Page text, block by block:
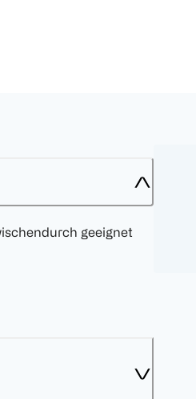
geeignet